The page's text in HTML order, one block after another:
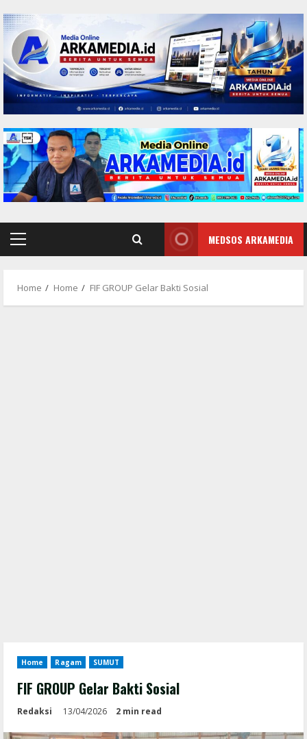
to
content
Primary
MEDSOS ARKAMEDIA
Home Home FIF GROUP Gelar Bakti Sosial
Home Ragam SUMUT
FIF GROUP Gelar Bakti Sosial
Redaksi 13/04/2026 2 min read